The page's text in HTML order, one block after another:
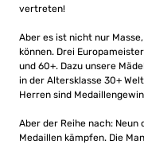
vertreten!
Aber es ist nicht nur
können. Drei
und 60+. Dazu unsere
in der Altersklasse 30+
Herren sind
Aber der Reihe nach:
Medaillen kämpfen. Die